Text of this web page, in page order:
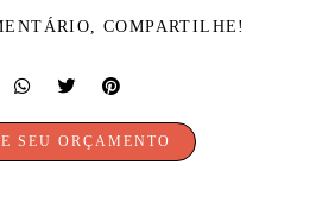
COMPARTILHE!
SEU ORÇAMENTO